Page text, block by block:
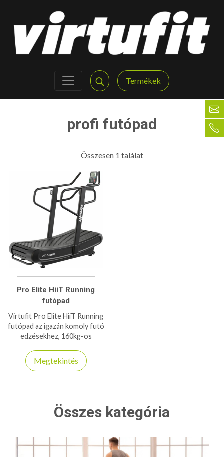
Termékek
profi futópad
Összesen 1 találat
Pro Elite HiiT Running
futópad
Virtufit Pro Elite HiiT Running
futópad az igazán komoly futó
edzésekhez, 160kg-os
Megtekintés
Összes kategória